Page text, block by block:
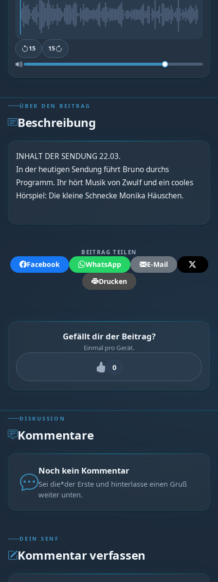
15 15
ÜBER DEN BEITRAG
Beschreibung
INHALT DER SENDUNG 22.03.
In der heutigen Sendung führt Bruno durchs
Programm. Ihr hört Musik von Zwulf und ein cooles
Hörspiel: Die kleine Schnecke Monika Häuschen.
BEITRAG TEILEN
Facebook WhatsApp
E-Mail
Drucken
Gefällt dir der Beitrag?
Einmal pro Gerät.
0
DISKUSSION
Kommentare
Noch kein Kommentar
Sei die*der Erste und hinterlasse einen Gruß
weiter unten.
DEIN SENF
Kommentar verfassen